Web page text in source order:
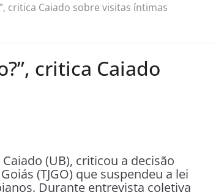
critica Caiado sobre visitas íntimas
critica Caiado
(UB), criticou a decisão
(TJGO) que suspendeu a lei
Durante entrevista coletiva